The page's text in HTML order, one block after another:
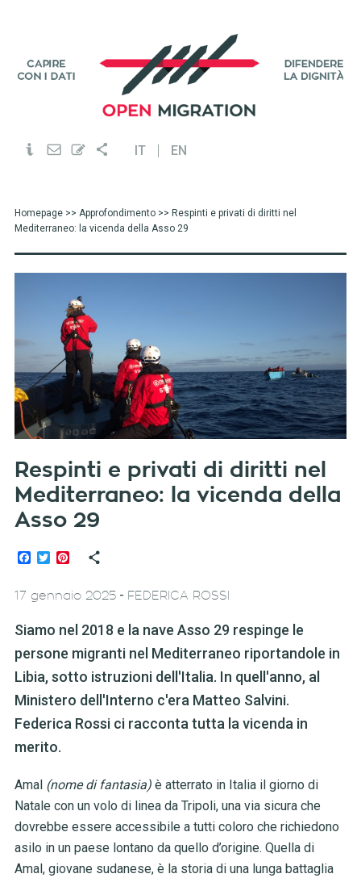
IT EN
Homepage>> Approfondimento>> Respinti e privati di diritti nel
Mediterraneo: la vicenda della Asso 29
Respinti e privati di diritti nel
Mediterraneo: la vicenda della
Asso 29
Facebook
TwitterPinterest
17 gennaio 2025- FEDERICA ROSSI
Siamo nel 2018 e la nave Asso 29 respinge le
persone migranti nel Mediterraneo riportandole in
Libia, sotto istruzioni dell'Italia. In quell'anno, al
Ministero dell'Interno c'era Matteo Salvini.
Federica Rossi ci racconta tutta la vicenda in
merito.
Amal (nome di fantasia)è atterrato in Italia il giorno di
Natale con un volo di linea da Tripoli, una via sicura che
dovrebbe essere accessibile a tutti coloro che richiedono
asilo in un paese lontano da quello d’origine. Quella di
Amal, giovane sudanese, è la storia di una lunga battaglia